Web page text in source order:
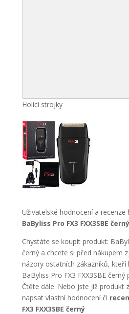
Holicí strojky
Uživatelské hodnocení a recenze
BaByliss Pro FX3 FXX3SBE černý
Chystáte se koupit produkt:
černý a chcete si před nákupem
názory ostatních zákazníků, kteří
BaByliss Pro FX3 FXX3SBE černý
Čtěte dále. Nebo jste již produkt
napsat vlastní hodnocení či
FX3 FXX3SBE černý